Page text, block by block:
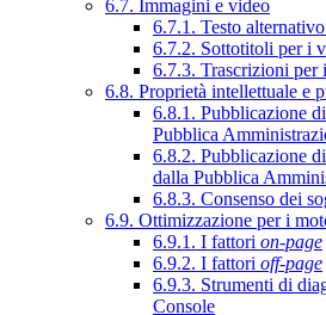
6.7. Immagini e video
6.7.1. Testo
6.7.2. Sottotitoli per i
6.7.3. Trascrizioni per
6.8. Proprietà intellettuale e
6.8.1. Pubblicazione
Pubblica
6.8.2. Pubblicazione
dalla Pubblica
6.8.3. Consenso dei
6.9. Ottimizzazione per i
6.9.1. I fattori on-page
6.9.2. I fattori off-page
6.9.3. Strumenti di
Console